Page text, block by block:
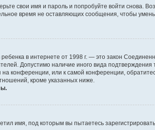
свои имя и пароль и попробуйте войти снова.
время не оставляющих сообщения, чтобы
в интернете от 1998 г. — это закон
Допустимо наличие иного вида
конференции, или к самой конференции,
кроме указанных ниже.
имя, под которым вы пытаетесь